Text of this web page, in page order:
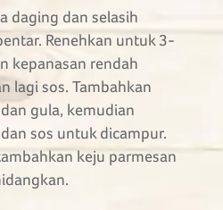
daging dan selasih
Renehkan untuk 3-
kepanasan rendah
lagi sos. Tambahkan
gula, kemudian
sos untuk dicampur.
keju parmesan